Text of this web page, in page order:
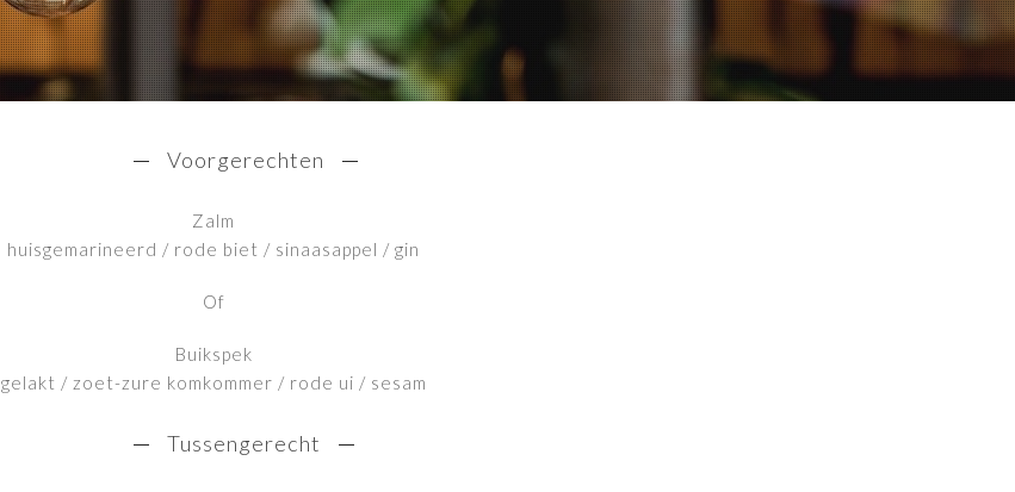
Voorgerechten
Zalm
huisgemarineerd / rode biet / sinaasappel / gin
Of
Buikspek
gelakt / zoet-zure komkommer / rode ui / sesam
Tussengerecht